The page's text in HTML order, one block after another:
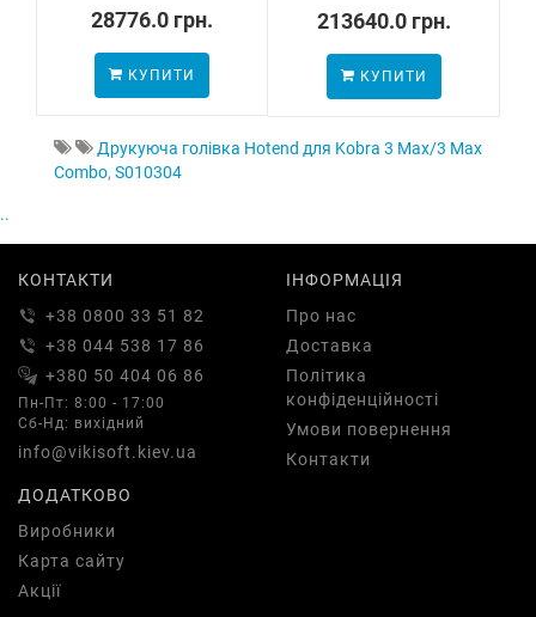
28776.0 грн.
КУПИТИ
213640.0 грн.
КУПИТИ
Друкуюча голівка Hotend для Kobra 3 Max/3 Max
Combo, S010304
..
КОНТАКТИ
+38 0800 33 51 82
+38 044 538 17 86
+380 50 404 06 86
Пн-Пт: 8:00 - 17:00
Сб-Нд: вихідний
info@vikisoft.kiev.ua
ІНФОРМАЦІЯ
Про нас
Доставка
Політика
конфіденційності
Умови повернення
Контакти
ДОДАТКОВО
Виробники
Карта сайту
Акції